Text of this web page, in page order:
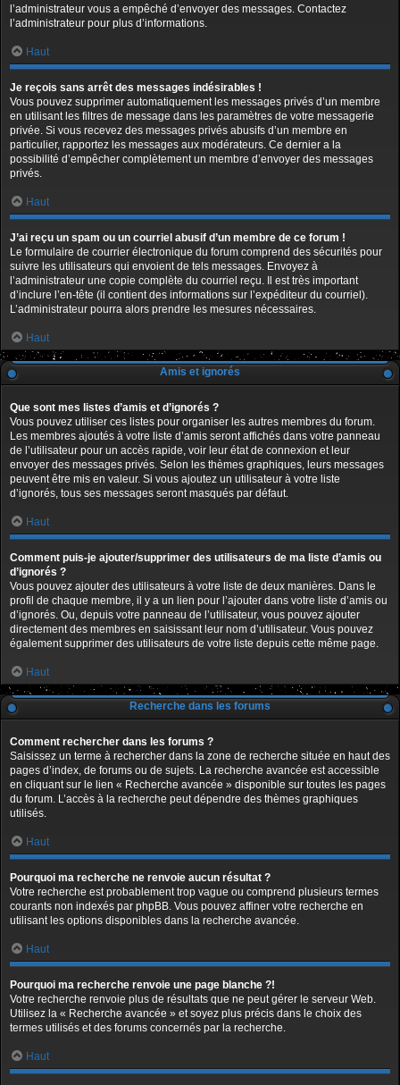
l’administrateur vous a empêché d’envoyer des messages. Contactez
l’administrateur pour plus d’informations.
Haut
Je reçois sans arrêt des messages indésirables !
Vous pouvez supprimer automatiquement les messages privés d’un membre
en utilisant les filtres de message dans les paramètres de votre messagerie
privée. Si vous recevez des messages privés abusifs d’un membre en
particulier, rapportez les messages aux modérateurs. Ce dernier a la
possibilité d’empêcher complètement un membre d’envoyer des messages
privés.
Haut
J’ai reçu un spam ou un courriel abusif d’un membre de ce forum !
Le formulaire de courrier électronique du forum comprend des sécurités pour
suivre les utilisateurs qui envoient de tels messages. Envoyez à
l’administrateur une copie complète du courriel reçu. Il est très important
d’inclure l’en-tête (il contient des informations sur l’expéditeur du courriel).
L’administrateur pourra alors prendre les mesures nécessaires.
Haut
Amis et ignorés
Que sont mes listes d’amis et d’ignorés ?
Vous pouvez utiliser ces listes pour organiser les autres membres du forum.
Les membres ajoutés à votre liste d’amis seront affichés dans votre panneau
de l’utilisateur pour un accès rapide, voir leur état de connexion et leur
envoyer des messages privés. Selon les thèmes graphiques, leurs messages
peuvent être mis en valeur. Si vous ajoutez un utilisateur à votre liste
d’ignorés, tous ses messages seront masqués par défaut.
Haut
Comment puis-je ajouter/supprimer des utilisateurs de ma liste d’amis ou
d’ignorés ?
Vous pouvez ajouter des utilisateurs à votre liste de deux manières. Dans le
profil de chaque membre, il y a un lien pour l’ajouter dans votre liste d’amis ou
d’ignorés. Ou, depuis votre panneau de l’utilisateur, vous pouvez ajouter
directement des membres en saisissant leur nom d’utilisateur. Vous pouvez
également supprimer des utilisateurs de votre liste depuis cette même page.
Haut
Recherche dans les forums
Comment rechercher dans les forums ?
Saisissez un terme à rechercher dans la zone de recherche située en haut des
pages d’index, de forums ou de sujets. La recherche avancée est accessible
en cliquant sur le lien « Recherche avancée » disponible sur toutes les pages
du forum. L’accès à la recherche peut dépendre des thèmes graphiques
utilisés.
Haut
Pourquoi ma recherche ne renvoie aucun résultat ?
Votre recherche est probablement trop vague ou comprend plusieurs termes
courants non indexés par phpBB. Vous pouvez affiner votre recherche en
utilisant les options disponibles dans la recherche avancée.
Haut
Pourquoi ma recherche renvoie une page blanche ?!
Votre recherche renvoie plus de résultats que ne peut gérer le serveur Web.
Utilisez la « Recherche avancée » et soyez plus précis dans le choix des
termes utilisés et des forums concernés par la recherche.
Haut